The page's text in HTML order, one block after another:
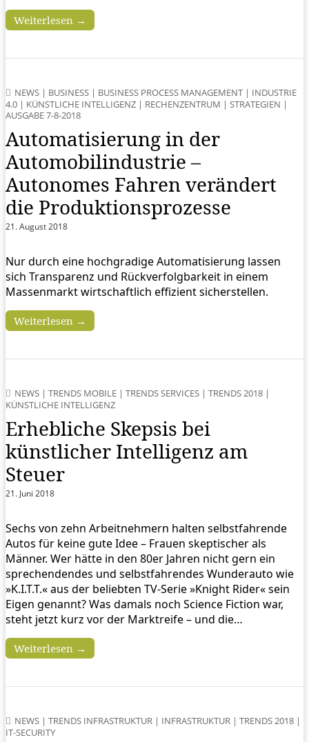
Weiterlesen →
NEWS | BUSINESS | BUSINESS PROCESS MANAGEMENT | INDUSTRIE
4.0 | KÜNSTLICHE INTELLIGENZ | RECHENZENTRUM | STRATEGIEN |
AUSGABE 7-8-2018
Automatisierung in der
Automobilindustrie –
Autonomes Fahren verändert
die Produktions­prozesse
21. August 2018
Nur durch eine hochgradige Automatisierung lassen
sich Transparenz und Rückverfolgbarkeit in einem
Massenmarkt wirtschaftlich effizient sicherstellen.
Weiterlesen →
NEWS | TRENDS MOBILE | TRENDS SERVICES | TRENDS 2018 |
KÜNSTLICHE INTELLIGENZ
Erhebliche Skepsis bei
künstlicher Intelligenz am
Steuer
21. Juni 2018
Sechs von zehn Arbeitnehmern halten selbstfahrende
Autos für keine gute Idee – Frauen skeptischer als
Männer. Wer hätte in den 80er Jahren nicht gern ein
sprechendendes und selbstfahrendes Wunderauto wie
»K.I.T.T.« aus der beliebten TV-Serie »Knight Rider« sein
Eigen genannt? Was damals noch Science Fiction war,
steht jetzt kurz vor der Marktreife – und die…
Weiterlesen →
NEWS | TRENDS INFRASTRUKTUR | INFRASTRUKTUR | TRENDS 2018 |
IT-SECURITY